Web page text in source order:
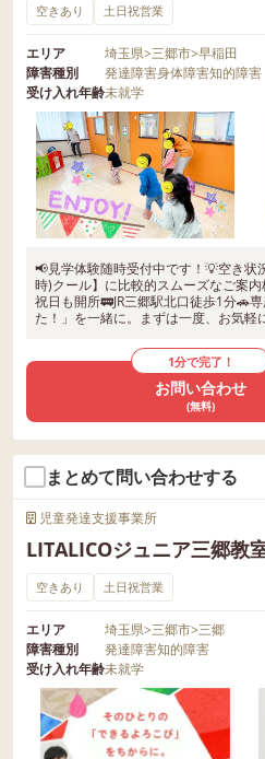
空きあり 土日祝営業
エリア 埼玉県>三郷市>早稲田
障害種別
発達障害身体障害知的障害
受け入れ年齢未就学
📢見学体験随時受付中です！💡空き
時)クール】に比較的スムーズなご案
祝日も開所🚃JR三郷駅北口徒歩1分🚗
た！」を一緒に。まずは一度、お気軽
1分で完了！
お問い合わせ
(無料)
まとめて問い合わせする
児童発達支援事業所
LITALICOジュニア三郷教
空きあり 土日祝営業
エリア 埼玉県>三郷市>三郷
障害種別
発達障害知的障害
受け入れ年齢未就学